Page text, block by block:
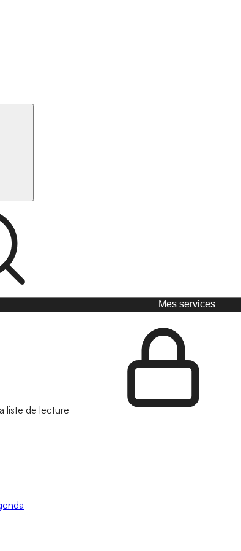
Mes services
liste de lecture